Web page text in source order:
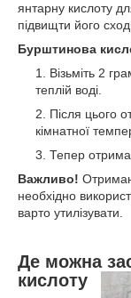
янтарну кислоту
підвищти його
Бурштинова
Візьміть 2
теплій воді.
Після цього
кімнатної
Тепер
Важливо!
необхідно
варто утилізувати.
Де можна
кислоту